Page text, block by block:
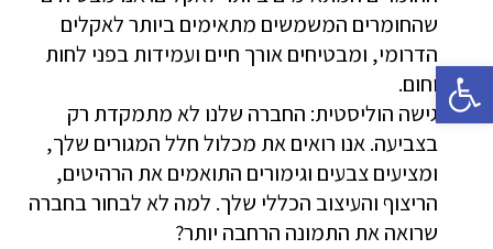
שהחומרים המשמשים מתאימים ביותר לאקלים
הדרומי, ומבטיחים אורך חיים ועמידות בפני לחות
וחום.
גישה הוליסטית: החברה שלנו לא מתמקדת רק
בצביעה. אנו רואים את מכלול חלל המגורים שלך,
ומציעים צבעים וגימורים התואמים את הרהיטים,
הריצוף והעיצוב הכללי שלך. למה לא לבחור בחברה
שרואה את התמונה הרחבה יותר?
פתח סרגל נגישות